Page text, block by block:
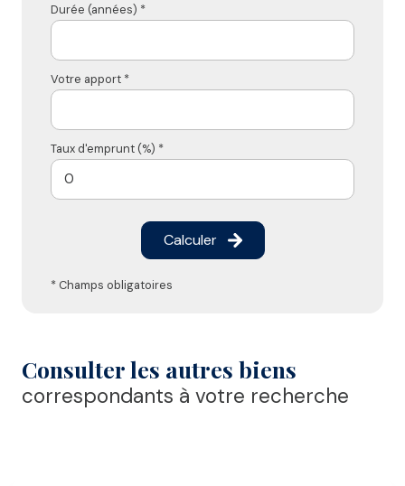
Durée (années) *
Votre apport *
Taux d'emprunt (%) *
Calculer
* Champs obligatoires
Consulter les autres biens
correspondants à votre recherche